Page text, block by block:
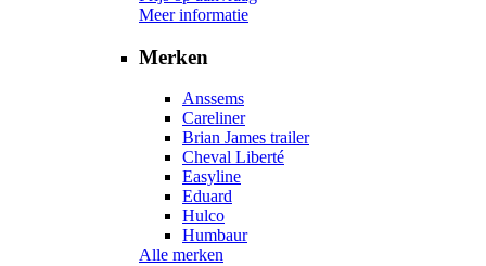
Meer informatie
Merken
Anssems
Careliner
Brian James trailer
Cheval Liberté
Easyline
Eduard
Hulco
Humbaur
Alle merken